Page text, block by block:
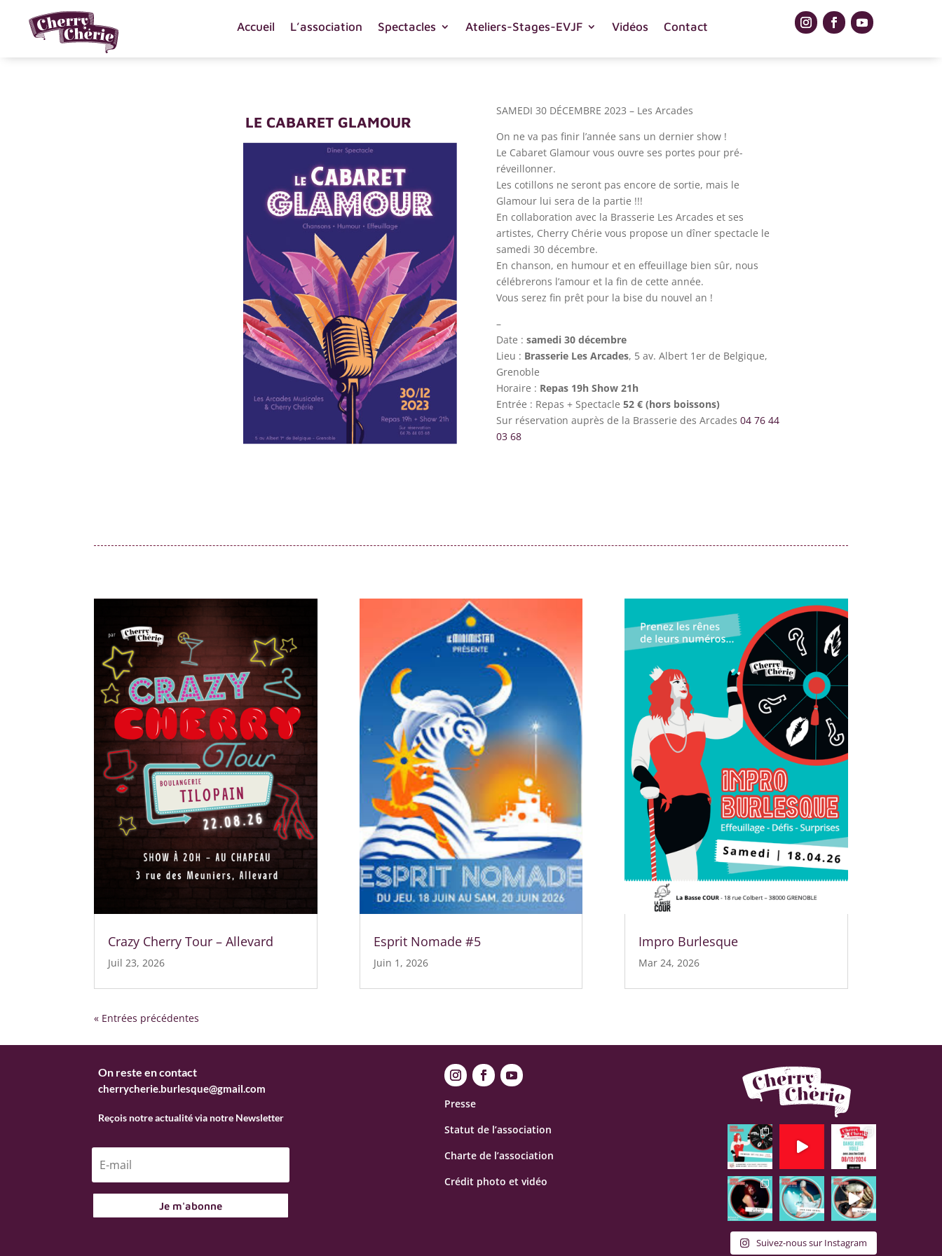
Accueil L’association Spectacles Ateliers-Stages-EVJF Vidéos Contact
LE CABARET GLAMOUR
SAMEDI 30 DÉCEMBRE 2023 – Les Arcades
On ne va pas finir l’année sans un dernier show !
Le Cabaret Glamour vous ouvre ses portes pour pré-
réveillonner.
Les cotillons ne seront pas encore de sortie, mais le
Glamour lui sera de la partie !!!
En collaboration avec la Brasserie Les Arcades et ses
artistes, Cherry Chérie vous propose un dîner spectacle le
samedi 30 décembre.
En chanson, en humour et en effeuillage bien sûr, nous
célébrerons l’amour et la fin de cette année.
Vous serez fin prêt pour la bise du nouvel an !
–
Date : samedi 30 décembre
Lieu : Brasserie Les Arcades, 5 av. Albert 1er de Belgique,
Grenoble
Horaire : Repas 19h Show 21h
Entrée : Repas + Spectacle52 € (hors boissons)
Sur réservation auprès de la Brasserie des Arcades04 76 44
03 68
Crazy Cherry Tour – Allevard
Juil 23, 2026
Esprit Nomade #5
Juin 1, 2026
Impro Burlesque
Mar 24, 2026
« Entrées précédentes
On reste en contact
cherrycherie.burlesque@gmail.com
Reçois notre actualité via notre Newsletter
Je m'abonne
Presse
Statut de l’association
Charte de l’association
Crédit photo et vidéo
Suivez-nous sur Instagram